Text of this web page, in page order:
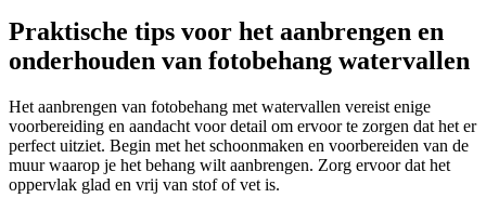
Praktische tips voor het aanbrengen en
onderhouden van fotobehang watervallen
Het aanbrengen van fotobehang met watervallen vereist enige
voorbereiding en aandacht voor detail om ervoor te zorgen dat het er
perfect uitziet. Begin met het schoonmaken en voorbereiden van de
muur waarop je het behang wilt aanbrengen. Zorg ervoor dat het
oppervlak glad en vrij van stof of vet is.